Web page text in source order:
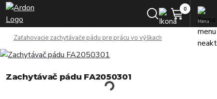
Menu
Zaťahovacie zachytávače pádu pre prácu vo výškach
Zachytávač pádu FA2050301